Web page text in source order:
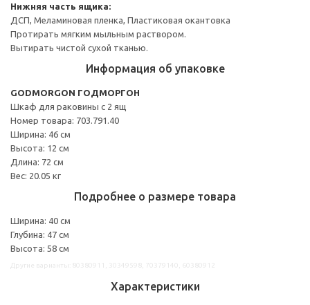
Нижняя часть ящика:
ДСП, Меламиновая пленка, Пластиковая окантовка
Протирать мягким мыльным раствором.
Вытирать чистой сухой тканью.
Информация об упаковке
GODMORGON ГОДМОРГОН
Шкаф для раковины с 2 ящ
Номер товара: 703.791.40
Ширина: 46 см
Высота: 12 см
Длина: 72 см
Вес: 20.05 кг
Подробнее о размере товара
Ширина: 40 см
Глубина: 47 см
Высота: 58 см
Характеристики